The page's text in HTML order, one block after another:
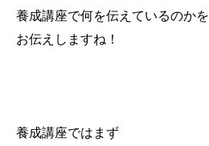
養成講座で何を伝えているのかを
お伝えしますね！
養成講座ではまず